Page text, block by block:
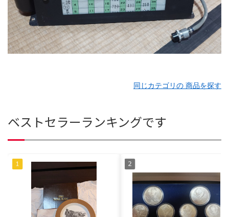
同じカテゴリの 商品を探す
ベストセラーランキングです